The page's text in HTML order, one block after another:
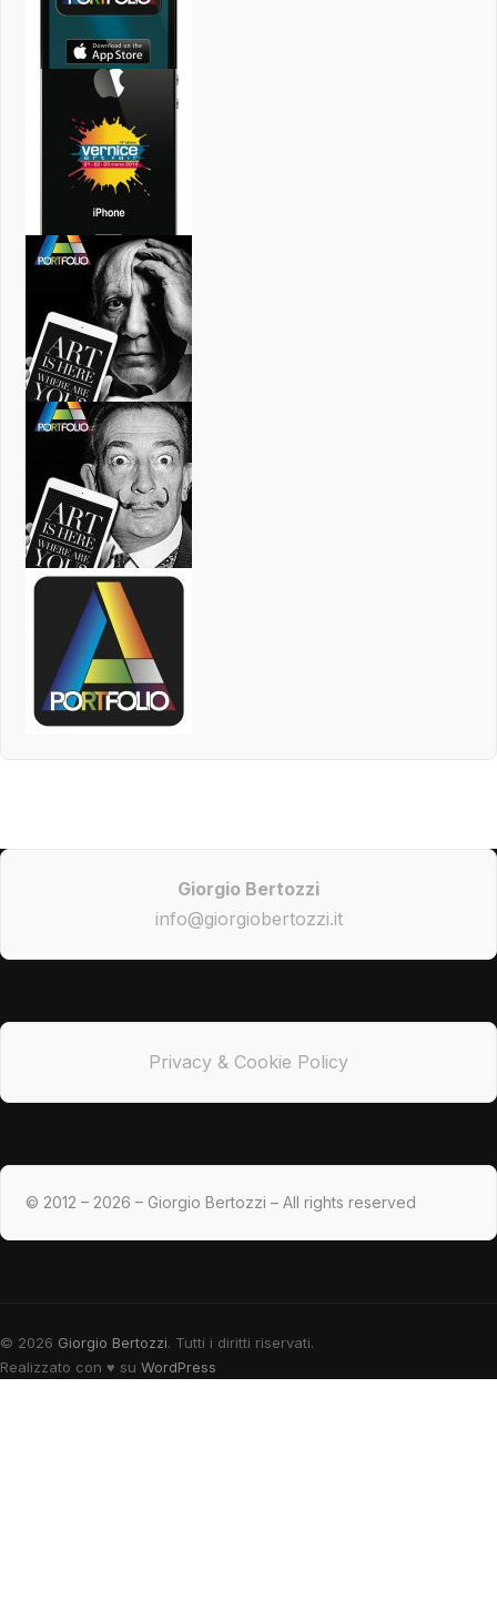
Giorgio Bertozzi
info@giorgiobertozzi.it
Privacy & Cookie Policy
© 2012 – 2026 – Giorgio Bertozzi – All rights reserved
© 2026 Giorgio Bertozzi. Tutti i diritti riservati.
Realizzato con ♥ su WordPress